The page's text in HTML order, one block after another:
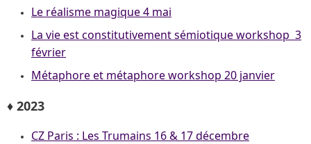
Le réalisme magique 4 mai
La vie est constitutivement sémiotique workshop 3
février
Métaphore et métaphore workshop 20 janvier
♦ 2023
CZ Paris : Les Trumains 16 & 17 décembre